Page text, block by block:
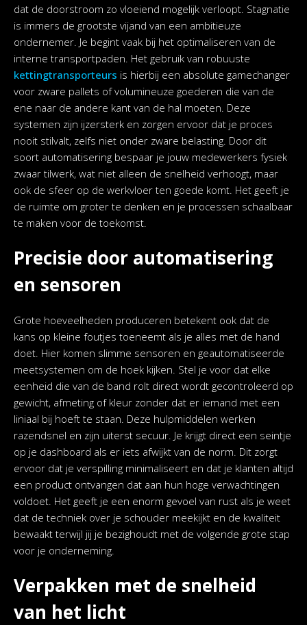
dat de doorstroom zo vloeiend mogelijk verloopt. Stagnatie
is immers de grootste vijand van een ambitieuze
ondernemer. Je begint vaak bij het optimaliseren van de
interne transportpaden. Het gebruik van robuuste
kettingtransporteurs is hierbij een absolute gamechanger
voor zware pallets of volumineuze goederen die van de
ene naar de andere kant van de hal moeten. Deze
systemen zijn ijzersterk en zorgen ervoor dat je proces
nooit stilvalt, zelfs niet onder zware belasting. Door dit
soort automatisering bespaar je jouw medewerkers fysiek
zwaar tilwerk, wat niet alleen de snelheid verhoogt, maar
ook de sfeer op de werkvloer ten goede komt. Het geeft je
de ruimte om groter te denken en je processen schaalbaar
te maken voor de toekomst.
Precisie door automatisering
en sensoren
Grote hoeveelheden produceren betekent ook dat de
kans op kleine foutjes toeneemt als je alles met de hand
doet. Hier komen slimme sensoren en geautomatiseerde
meetsystemen om de hoek kijken. Stel je voor dat elke
eenheid die van de band rolt direct wordt gecontroleerd op
gewicht, afmeting of kleur zonder dat er iemand met een
liniaal bij hoeft te staan. Deze hulpmiddelen werken
razendsnel en zijn uiterst secuur. Je krijgt direct een seintje
op je dashboard als er iets afwijkt van de norm. Dit zorgt
ervoor dat je verspilling minimaliseert en dat je klanten altijd
een product ontvangen dat aan hun hoge verwachtingen
voldoet. Het geeft je een enorm gevoel van rust als je weet
dat de techniek over je schouder meekijkt en de kwaliteit
bewaakt terwijl jij je bezighoudt met de volgende grote stap
voor je onderneming.
Verpakken met de snelheid
van het licht